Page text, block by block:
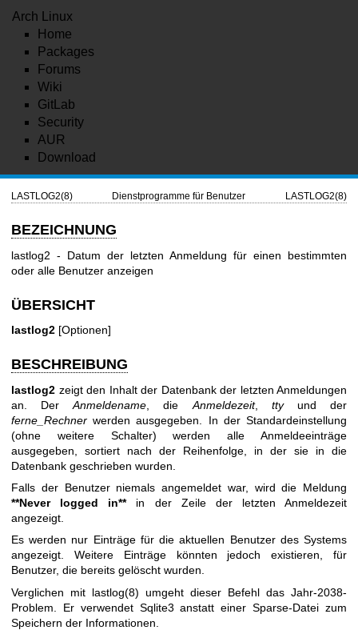
Arch Linux
Home
Packages
Forums
Wiki
GitLab
Security
AUR
Download
LASTLOG2(8) Dienstprogramme für Benutzer LASTLOG2(8)
BEZEICHNUNG
lastlog2 - Datum der letzten Anmeldung für einen bestimmten
oder alle Benutzer anzeigen
ÜBERSICHT
lastlog2 [Optionen]
BESCHREIBUNG
lastlog2 zeigt den Inhalt der Datenbank der letzten Anmeldungen
an. DerAnmeldename , die Anmeldezeit, ttyund der
ferne_Rechner werden ausgegeben. In der Standardeinstellung
(ohne weitere Schalter) werden alle Anmeldeeinträge
ausgegeben, sortiert nach der Reihenfolge, in der sie in die
Datenbank geschrieben wurden.
Falls der Benutzer niemals angemeldet war, wird die Meldung
**Never logged in**in der Zeile der letzten Anmeldezeit
angezeigt.
Es werden nur Einträge für die aktuellen Benutzer des Systems
angezeigt. Weitere Einträge könnten jedoch existieren, für
Benutzer, die bereits gelöscht wurden.
Verglichen mit lastlog(8) umgeht dieser Befehl das Jahr-2038-
Problem. Er verwendet Sqlite3 anstatt einer Sparse-Datei zum
Speichern der Informationen.